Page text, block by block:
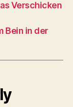
Verschicken
Bein in der